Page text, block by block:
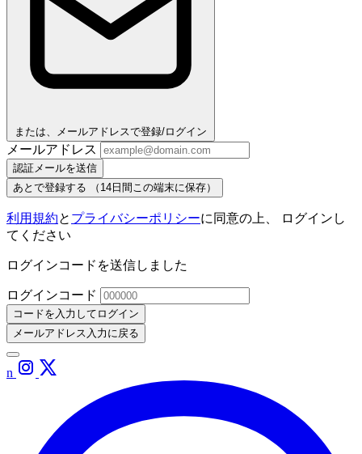
または、メールアドレスで登録/ログイン
メールアドレス
認証メールを送信
あとで登録する
（14日間この端末に保存）
利用規約と プライバシーポリシーに同意の上、 ログインし
てください
ログインコードを送信しました
ログインコード
コードを入力してログイン
メールアドレス入力に戻る
n